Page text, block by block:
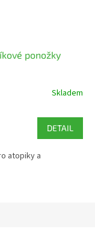
ponožky
Skladem
DETAIL
atopiky a